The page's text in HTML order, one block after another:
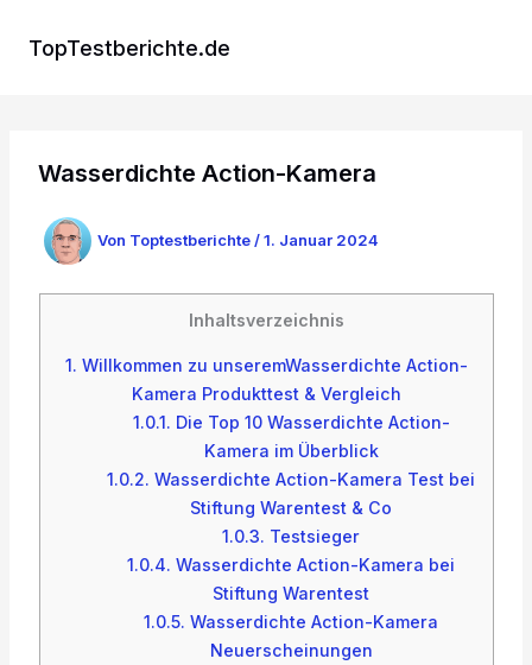
InhaltTopTestberichte.de
Wasserdichte Action-Kamera
Von Toptestberichte /1. Januar 2024
Inhaltsverzeichnis
1. Willkommen zu unseremWasserdichte Action-
Kamera Produkttest & Vergleich
1.0.1. Die Top 10 Wasserdichte Action-
Kamera im Überblick
1.0.2. Wasserdichte Action-Kamera Test bei
Stiftung Warentest & Co
1.0.3. Testsieger
1.0.4. Wasserdichte Action-Kamera bei
Stiftung Warentest
1.0.5. Wasserdichte Action-Kamera
Neuerscheinungen